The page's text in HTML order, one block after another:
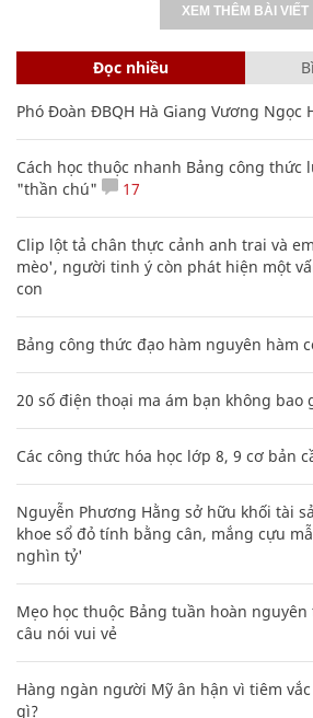
XEM THÊM BÀI VIẾT
Đọc nhiều
Phó Đoàn ĐBQH Hà Giang Vương Ngọc
Cách học thuộc nhanh Bảng công thức
"thần chú"
17
Clip lột tả chân thực cảnh anh trai và
mèo', người tinh ý còn phát hiện một
con
Bảng công thức đạo hàm nguyên hàm
20 số điện thoại ma ám bạn không bao
Các công thức hóa học lớp 8, 9 cơ bản
Nguyễn Phương Hằng sở hữu khối tài
khoe sổ đỏ tính bằng cân, mắng cựu
nghìn tỷ'
Mẹo học thuộc Bảng tuần hoàn
câu nói vui vẻ
Hàng ngàn người Mỹ ân hận vì tiêm vắc
gì?